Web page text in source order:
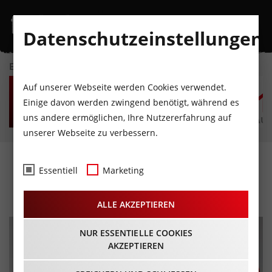
EVENTKALENDER
FR
7
AUGUST
SA
8
AUGUST
SO
9
AUGUST
MO
10
AUGUST
DI
11
AUGUST
Burgenfest 2024
14.07.2024 - Beginn 11:00 Uhr
Datenschutzeinstellungen
Auf unserer Webseite werden Cookies verwendet.
Einige davon werden zwingend benötigt, während es
uns andere ermöglichen, Ihre Nutzererfahrung auf
unserer Webseite zu verbessern.
Essentiell Marketing
ALLE AKZEPTIEREN
NUR ESSENTIELLE COOKIES
AKZEPTIEREN